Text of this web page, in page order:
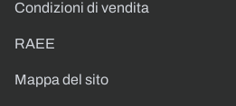
Condizioni di vendita
RAEE
Mappa del sito